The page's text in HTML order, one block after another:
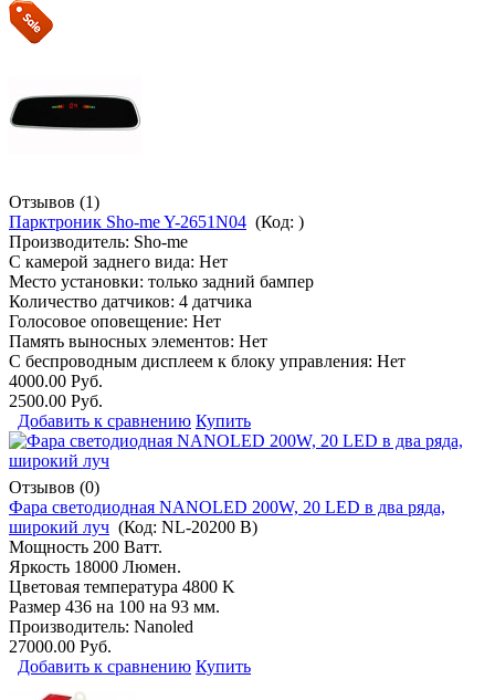
Отзывов (1)
Парктроник Sho-me Y-2651N04 (Код: )
Производитель: Sho-me
С камерой заднего вида: Нет
Место установки: только задний бампер
Количество датчиков: 4 датчика
Голосовое оповещение: Нет
Память выносных элементов: Нет
С беспроводным дисплеем к блоку управления: Нет
4000.00 Руб.
2500.00 Руб.
Добавить к сравнению Купить
Отзывов (0)
Фара светодиодная NANOLED 200W, 20 LED в два ряда,
широкий луч (Код: NL-20200 B)
Мощность 200 Ватт.
Яркость 18000 Люмен.
Цветовая температура 4800 K
Размер 436 на 100 на 93 мм.
Производитель: Nanoled
27000.00 Руб.
Добавить к сравнению Купить